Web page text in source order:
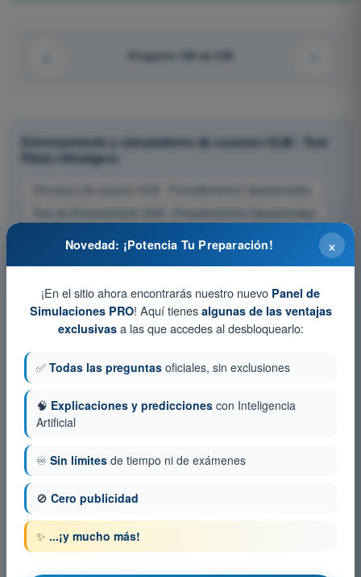
Pregunta 186 de 239
Entrenamiento y simuladores de examen ULM - Test
Piloto Ultraligero
Simulacro de examen ULM - Procedimientos Operacionales
Test de Entrenamiento ULM - Procedimientos Operacionales
×
Novedad: ¡Potencia Tu Preparación!
¡En el sitio ahora encontrarás nuestro nuevo Panel de
Simulaciones PRO! Aquí tienes algunas de las ventajas
exclusivasa las que accedes al desbloquearlo:
✅ Todas las preguntas oficiales, sin exclusiones
🧠 Explicaciones y predicciones con Inteligencia
Artificial
♾️ Sin límites de tiempo ni de exámenes
🚫 Cero publicidad
✨ ...¡y mucho más!